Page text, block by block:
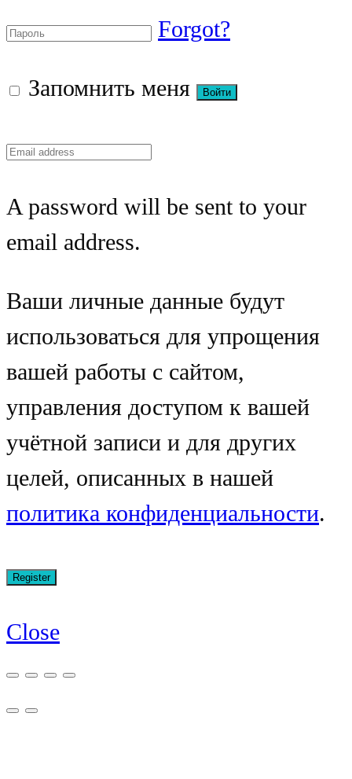
Forgot?
Запомнить меня
A password will be sent to your
email address.
Ваши личные данные будут
использоваться для упрощения
вашей работы с сайтом,
управления доступом к вашей
учётной записи и для других
целей, описанных в нашей
политика конфиденциальности.
Close